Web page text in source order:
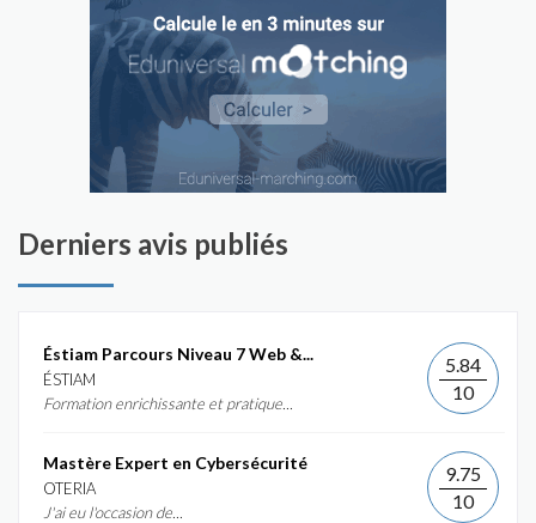
Derniers avis publiés
Éstiam Parcours Niveau 7 Web &...
ÉSTIAM
Formation enrichissante et pratique...
5.84
10
Mastère Expert en Cybersécurité
OTERIA
J'ai eu l'occasion de...
9.75
10